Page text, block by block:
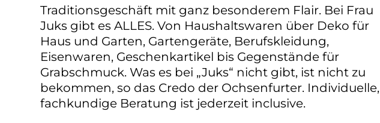
Traditionsgeschäft mit ganz besonderem Flair. Bei Frau
Juks gibt es ALLES. Von Haushaltswaren über Deko für
Haus und Garten, Gartengeräte, Berufskleidung,
Eisenwaren, Geschenkartikel bis Gegenstände für
Grabschmuck. Was es bei „Juks“ nicht gibt, ist nicht zu
bekommen, so das Credo der Ochsenfurter. Individuelle,
fachkundige Beratung ist jederzeit inclusive.